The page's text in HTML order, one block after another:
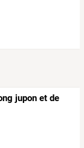
jupon et de